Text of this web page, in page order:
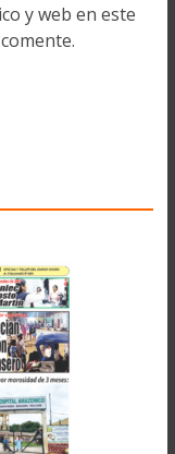
y web en este